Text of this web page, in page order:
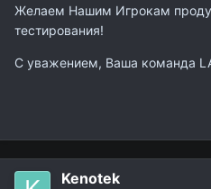
Желаем Нашим Игрокам
тестирования!
С уважением, Ваша команда
Kenotek